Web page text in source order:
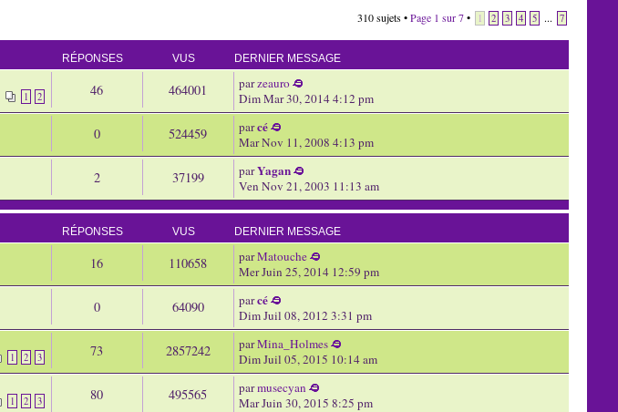
310 sujets •Page 1 sur7• 1 2 3 4 5 ... 7
RÉPONSES VUS DERNIER MESSAGE
1 2 46 464001 parzeauro
Dim Mar 30, 2014 4:12 pm
0 524459 parcé
Mar Nov 11, 2008 4:13 pm
2 37199 parYagan
Ven Nov 21, 2003 11:13 am
RÉPONSES VUS DERNIER MESSAGE
16 110658 parMatouche
Mer Juin 25, 2014 12:59 pm
0 64090 parcé
Dim Juil 08, 2012 3:31 pm
1 2 3 73 2857242 parMina_Holmes
Dim Juil 05, 2015 10:14 am
1 2 3 80 495565 parmusecyan
Mar Juin 30, 2015 8:25 pm